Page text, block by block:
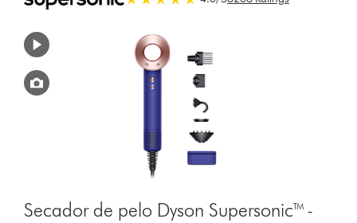
Secador de pelo Dyson Supersonic™ -